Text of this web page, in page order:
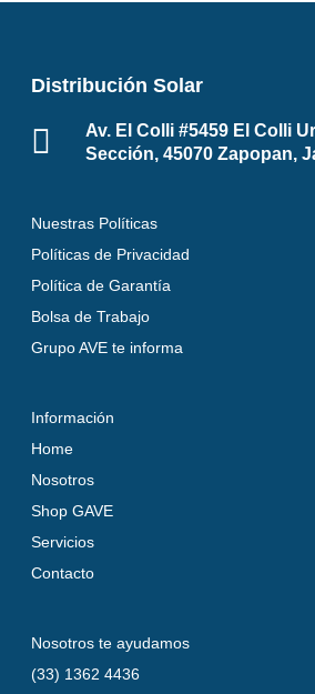
Distribución Solar
Av. El Colli #5459 El Colli
Sección, 45070 Zapopan,
Nuestras Políticas
Políticas de Privacidad
Política de Garantía
Bolsa de Trabajo
Grupo AVE te informa
Información
Home
Nosotros
Shop GAVE
Servicios
Contacto
Nosotros te ayudamos
(33) 1362 4436